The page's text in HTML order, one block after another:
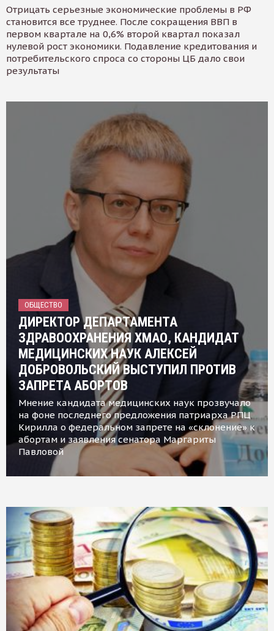
Отрицать серьезные экономические проблемы в РФ
становится все труднее. После сокращения ВВП в
первом квартале на 0,6% второй квартал показал
нулевой рост экономики. Подавление кредитования и
потребительского спроса со стороны ЦБ дало свои
результаты
ОБЩЕСТВО
ДИРЕКТОР ДЕПАРТАМЕНТА
ЗДРАВООХРАНЕНИЯ ХМАО, КАНДИДАТ
МЕДИЦИНСКИХ НАУК АЛЕКСЕЙ
ДОБРОВОЛЬСКИЙ ВЫСТУПИЛ ПРОТИВ
ЗАПРЕТА АБОРТОВ
Мнение кандидата медицинских наук прозвучало
на фоне последнего предложения патриарха РПЦ
Кирилла о федеральном запрете на «склонение» к
абортам и заявления сенатора Маргариты
Павловой